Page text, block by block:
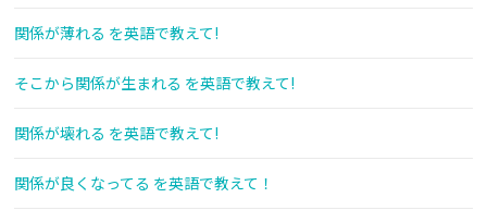
関係が薄れる を英語で教えて!
そこから関係が生まれる を英語で教えて!
関係が壊れる を英語で教えて!
関係が良くなってる を英語で教えて！